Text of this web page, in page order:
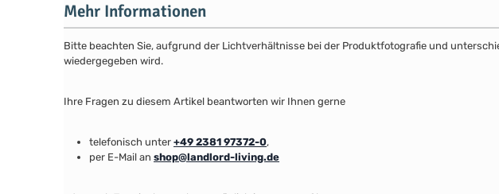
Mehr Informationen
Bitte beachten Sie, aufgrund der Lichtverhältnisse bei der Produktfotografie und
wiedergegeben wird.
Ihre Fragen zu diesem Artikel beantworten wir Ihnen gerne
telefonisch unter +49 2381 97372-0,
per E-Mail an shop@landlord-living.de